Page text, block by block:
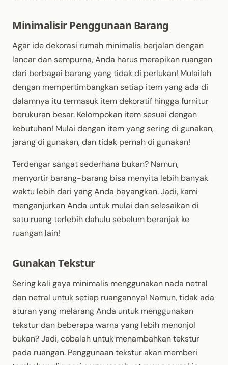
Minimalisir Penggunaan Barang
Agar ide dekorasi rumah minimalis berjalan dengan
lancar dan sempurna, Anda harus merapikan ruangan
dari berbagai barang yang tidak di perlukan! Mulailah
dengan mempertimbangkan setiap item yang ada di
dalamnya itu termasuk item dekoratif hingga furnitur
berukuran besar. Kelompokan item sesuai dengan
kebutuhan! Mulai dengan item yang sering di gunakan,
jarang di gunakan, dan tidak pernah di gunakan!
Terdengar sangat sederhana bukan? Namun,
menyortir barang-barang bisa menyita lebih banyak
waktu lebih dari yang Anda bayangkan. Jadi, kami
menganjurkan Anda untuk mulai dan selesaikan di
satu ruang terlebih dahulu sebelum beranjak ke
ruangan lain!
Gunakan Tekstur
Sering kali gaya minimalis menggunakan nada netral
dan netral untuk setiap ruangannya! Namun, tidak ada
aturan yang melarang Anda untuk menggunakan
tekstur dan beberapa warna yang lebih menonjol
bukan? Jadi, cobalah untuk menambahkan tekstur
pada ruangan. Penggunaan tekstur akan memberi